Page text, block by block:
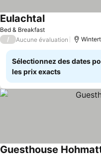
Bed & Breakfast
Eulachtal
/ Aucune évaluation
Sélectionnez des dates
les prix exacts
Guesthouse